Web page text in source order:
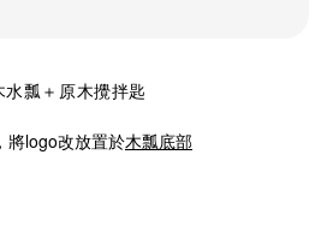
瓢＋原木攪拌匙
將logo改放置於木瓢底部